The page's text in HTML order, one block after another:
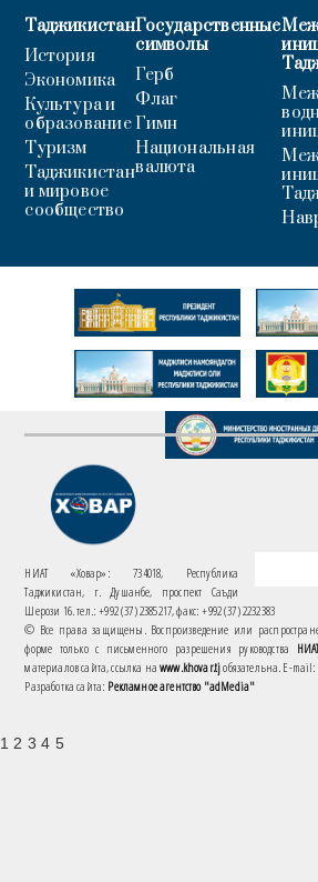
Таджикистан
История
Экономика
Культура и
образование
Туризм
Таджикистан
и мировое
сообщество
Государственные
символы
Герб
Флаг
Гимн
Национальная
валюта
НИАТ «Ховар»: 734018, Республика
Таджикистан, г. Душанбе, проспект Саъди
Шерози 16. тел.: +992 (37) 2385217, факс: +992 (37) 2232383
© Все права защищены. Воспроизведение или
форме только с письменного разрешения руководства
материалов сайта, ссылка наwww.khovar.tjобязательна. E-mail:
Разработка сайта: Рекламное агентство "adMedia"
1 2 3 4 5